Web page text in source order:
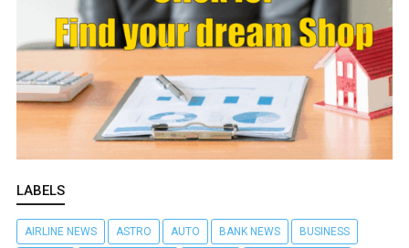
LABELS
AIRLINE NEWS ASTRO AUTO BANK NEWS BUSINESS